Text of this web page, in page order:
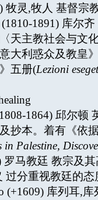
) 牧灵,牧人 基督
(1810-1891) 库尔
天主教社会与文
大利惑众及教皇
五册(Lezioni
1864) 邱尔
抄本。着有《依
Palestine,
罗马教廷 教宗及
过分重视教廷的
(+1609) 库列耳,